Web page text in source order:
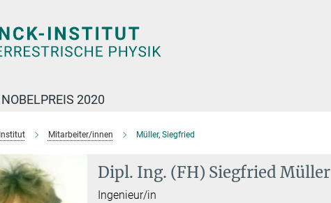
NOBELPREIS 2020
Institut Mitarbeiter/innen Müller, Siegfried
Dipl. Ing. (FH) Siegfried Müller
Ingenieur/in